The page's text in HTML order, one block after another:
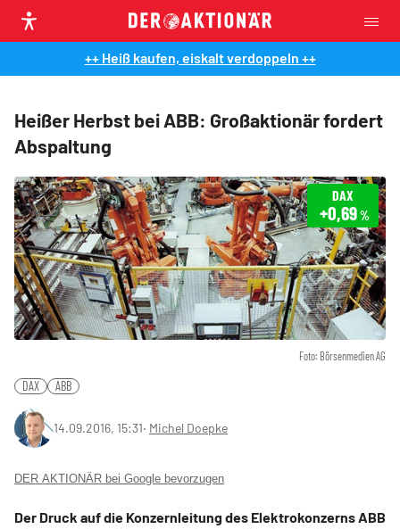
++ Heiß kaufen, eiskalt verdoppeln ++
Heißer Herbst bei ABB: Großaktionär fordert
Abspaltung
Foto: Börsenmedien AG
DAX
+0,69%
DAX ABB
14.09.2016, 15:31‧ Michel Doepke
DER AKTIONÄR bei Google bevorzugen
Der Druck auf die Konzernleitung des Elektrokonzerns ABB